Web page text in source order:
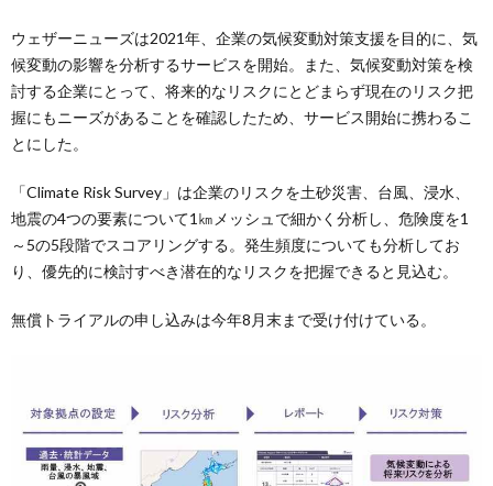
ウェザーニューズは2021年、企業の気候変動対策支援を目的に、気
候変動の影響を分析するサービスを開始。また、気候変動対策を検
討する企業にとって、将来的なリスクにとどまらず現在のリスク把
握にもニーズがあることを確認したため、サービス開始に携わるこ
とにした。
「Climate Risk Survey」は企業のリスクを土砂災害、台風、浸水、
地震の4つの要素について1㎞メッシュで細かく分析し、危険度を1
～5の5段階でスコアリングする。発生頻度についても分析してお
り、優先的に検討すべき潜在的なリスクを把握できると見込む。
無償トライアルの申し込みは今年8月末まで受け付けている。